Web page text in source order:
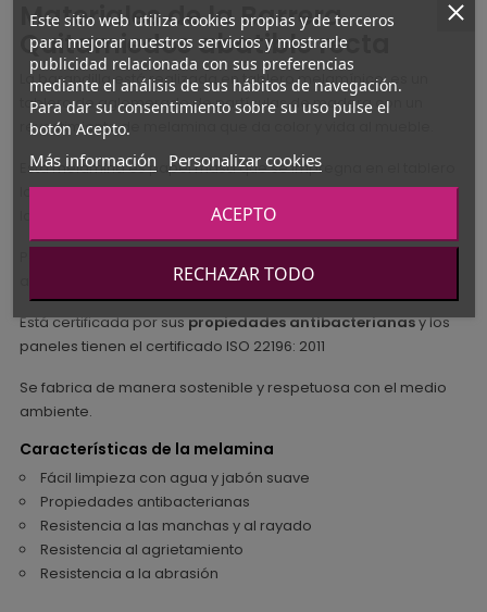
Materiales de la Barrera
Quitamiedos abatible recta
La barandilla está realizada en tablero melamínico: es un
tablero de aglomerado de partículas de madera con un
revestimiento de melamina que da color y vida al mueble.
Esta melamina es papel masa que se impregna en el tablero
lo que garantiza que el color permanezca inalterable a lo
adaptarse a vuestros gustos.
Está certificada por suspropiedades antibacterianasy los
paneles tienen el certificado ISO 22196: 2011
Se fabrica de manera sostenible y respetuosa con el medio
ambiente.
Características de la melamina
Fácil limpieza con agua y jabón suave
Propiedades antibacterianas
Resistencia a las manchas y al rayado
Resistencia al agrietamiento
Resistencia a la abrasión
Este sitio web utiliza cookies propias y de terceros
para mejorar nuestros servicios y mostrarle
publicidad relacionada con sus preferencias
mediante el análisis de sus hábitos de navegación.
Para dar su consentimiento sobre su uso pulse el
botón Acepto.
Más información Personalizar cookies
RECHAZAR TODO
ACEPTO